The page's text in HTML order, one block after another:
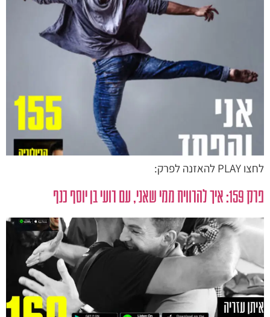
לחצו PLAY להאזנה לפרק:
פרק 159: איך להרוויח ממי שאני, עם רועי בן יוסף כנף